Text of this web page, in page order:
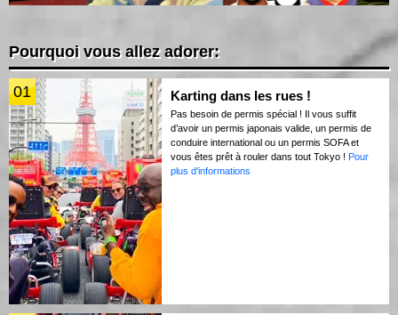
Pourquoi vous allez adorer:
01 Karting dans les rues !
Pas besoin de permis spécial ! Il vous suffit
d’avoir un permis japonais valide, un permis de
conduire international ou un permis SOFA et
vous êtes prêt à rouler dans tout Tokyo ! Pour
plus d'informations